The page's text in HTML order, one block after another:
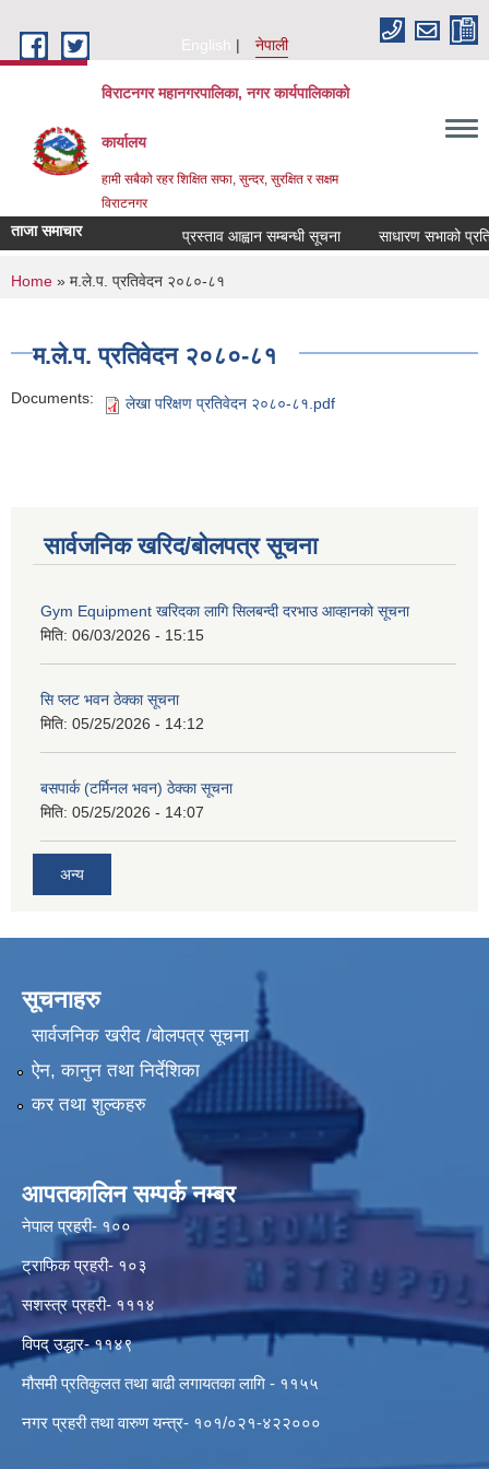
English
नेपाली
विराटनगर महानगरपालिका, नगर कार्यपालिकाको
कार्यालय
हामी सबैको रहर शिक्षित सफा, सुन्दर, सुरक्षित र सक्षम
विराटनगर
ताजा समाचार प्रस्ताव आह्वान सम्बन्धी सूचना साधारण सभाको
You are here
Home » म.ले.प. प्रतिवेदन २०८०-८१
म.ले.प. प्रतिवेदन २०८०-८१
Documents: लेखा परिक्षण प्रतिवेदन २०८०-८१.pdf
सार्वजनिक खरिद/बोलपत्र सूचना
Gym Equipment खरिदका लागि सिलबन्दी दरभाउ आव्हानको सूचना
मिति: 06/03/2026 - 15:15
सि प्लट भवन ठेक्का सूचना
मिति: 05/25/2026 - 14:12
बसपार्क (टर्मिनल भवन) ठेक्का सूचना
मिति: 05/25/2026 - 14:07
अन्य
सूचनाहरु
सार्वजनिक खरीद /बोलपत्र सूचना
ऐन, कानुन तथा निर्देशिका
कर तथा शुल्कहरु
आपतकालिन सम्पर्क नम्बर
नेपाल प्रहरी- १००
ट्राफिक प्रहरी- १०३
सशस्त्र प्रहरी- १११४
विपद् उद्धार- ११४९
मौसमी प्रतिकुलत तथा बाढी लगायतका लागि - ११५५
नगर प्रहरी तथा वारुण यन्त्र- १०१/०२१-४२२०००